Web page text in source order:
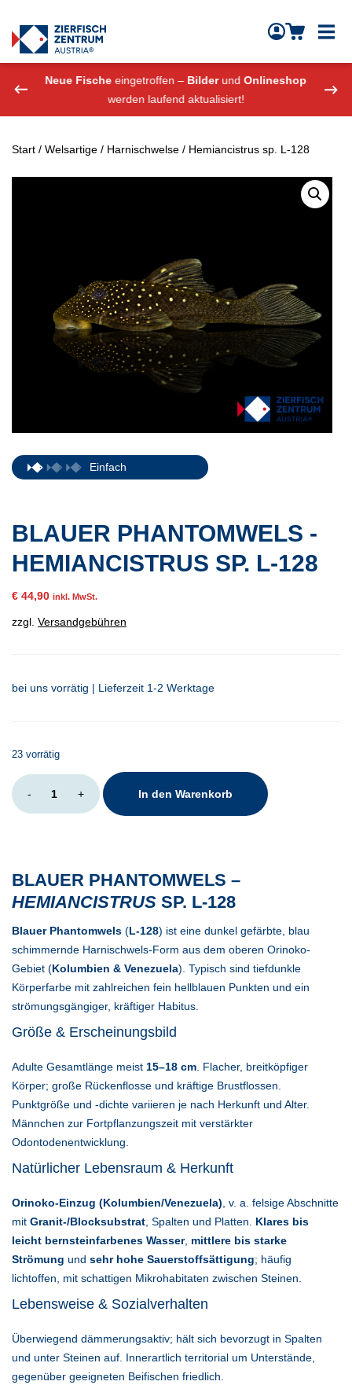
Zierfisch Aquarium Austria
Neue Fische eingetroffen – BilderundOnlineshop
werden laufend aktualisiert!
Start / Welsartige / Harnischwelse / Hemiancistrus sp. L-128
Einfach
BLAUER PHANTOMWELS -
HEMIANCISTRUS SP. L-128
€ 44,90 inkl. MwSt.
zzgl. Versandgebühren
bei uns vorrätig | Lieferzeit 1-2 Werktage
23 vorrätig
-
Hemiancistrus
L-
+ In den Warenkorb
BLAUER PHANTOMWELS –
HEMIANCISTRUS SP. L-128
Blauer Phantomwels (L-128) ist eine dunkel gefärbte, blau
schimmernde Harnischwels-Form aus dem oberen Orinoko-
Gebiet (Kolumbien & Venezuela). Typisch sind tiefdunkle
Körperfarbe mit zahlreichen fein hellblauen Punkten und ein
strömungsgängiger, kräftiger Habitus.
Größe & Erscheinungsbild
Adulte Gesamtlänge meist 15–18 cm. Flacher, breitköpfiger
Körper; große Rückenflosse und kräftige Brustflossen.
Punktgröße und -dichte variieren je nach Herkunft und Alter.
Männchen zur Fortpflanzungszeit mit verstärkter
Odontodenentwicklung.
Natürlicher Lebensraum & Herkunft
Orinoko-Einzug (Kolumbien/Venezuela), v. a. felsige Abschnitte
mit Granit-/Blocksubstrat, Spalten und Platten. Klares bis
leicht bernsteinfarbenes Wasser, mittlere bis starke
Strömung und sehr hohe Sauerstoffsättigung; häufig
lichtoffen, mit schattigen Mikrohabitaten zwischen Steinen.
Lebensweise & Sozialverhalten
Überwiegend dämmerungsaktiv; hält sich bevorzugt in Spalten
und unter Steinen auf. Innerartlich territorial um Unterstände,
gegenüber geeigneten Beifischen friedlich.